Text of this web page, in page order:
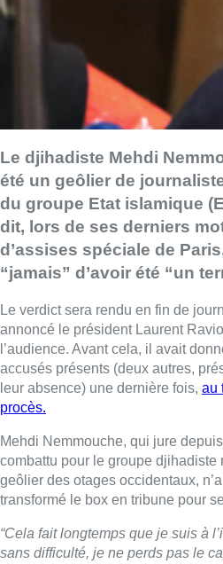
Le djihadiste Mehdi
été un geôlier de
du groupe Etat islamique
dit, lors de ses derniers
d’assises spéciale de
“jamais” d’avoir été “un
Le verdict sera rendu en fin de
annoncé le président Laurent
l’audience. Avant cela, il avait
accusés présents (deux autres,
leur absence) une dernière fois, au
procès.
Mehdi Nemmouche, qui jure
combattu pour le groupe djihadiste
geôlier des otages occidentaux,
transformé le box en tribune pour
“Cela fait longtemps que je suis à
sans difficulté, je ne perds pas le